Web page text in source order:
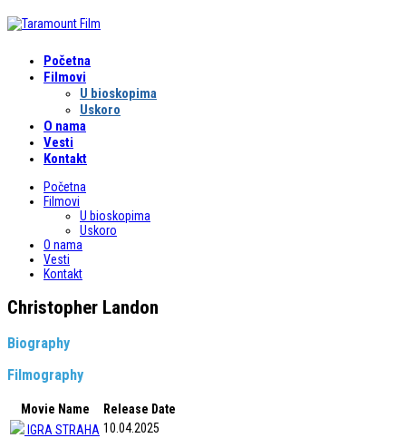
Početna
Filmovi
U bioskopima
Uskoro
O nama
Vesti
Kontakt
Početna
Filmovi
U bioskopima
Uskoro
O nama
Vesti
Kontakt
Christopher Landon
Biography
Filmography
Movie Name
Release Date
IGRA STRAHA 10.04.2025